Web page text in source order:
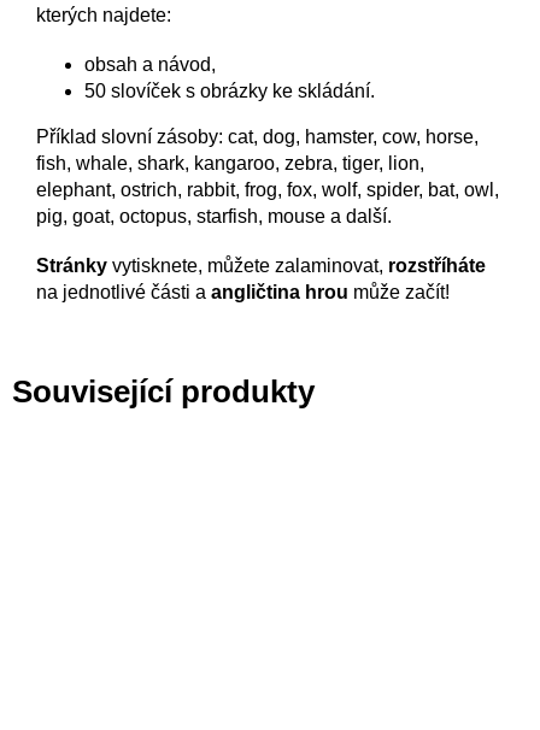
kterých najdete:
obsah a návod,
50 slovíček s obrázky ke skládání.
Příklad slovní zásoby: cat, dog, hamster, cow, horse,
fish, whale, shark, kangaroo, zebra, tiger, lion,
elephant, ostrich, rabbit, frog, fox, wolf, spider, bat, owl,
pig, goat, octopus, starfish, mouse a další.
Stránky vytisknete, můžete zalaminovat, rozstříháte
na jednotlivé části a angličtina hrou může začít!
Související produkty